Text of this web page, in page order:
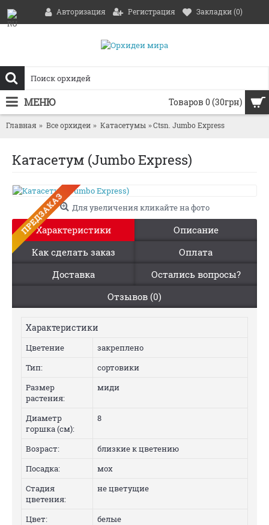
Авторизация Регистрация Закладки (0)
Товаров 0 (30грн)
МЕНЮ
Главная Все орхидеи Катасетумы Ctsn. Jumbo Express
Катасетум (Jumbo Express)
ПРЕДЗАКАЗ Для увеличения кликайте на фото
Характеристики
Описание
Как сделать заказ
Оплата
Доставка
Остались вопросы?
Отзывов (0)
Характеристики
Цветение
закреплено
Тип:
сортовики
Размер
растения:
миди
Диаметр
горшка (см):
8
Возраст:
близкие к цветению
Посадка:
мох
Стадия
цветения:
не цветущие
Цвет:
белые